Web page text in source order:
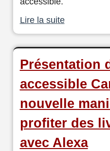
Lire la suite
Présentation
accessible
nouvelle
profiter des
avec Alexa